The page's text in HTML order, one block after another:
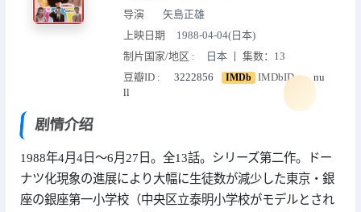
导演
矢島正雄
上映日期
1988-04-04(日本)
制片国家/地区 :
日本 丨
集数：13
豆瓣ID :
3222856 IMDb IMDbID :
nu
ll
剧情介绍
1988年4月4日～6月27日。全13話。シリーズ第二作。ドー
ナツ化現象の進展により大幅に生徒数が減少した東京・銀
座の銀座第一小学校（中央区立泰明小学校がモデルとされ